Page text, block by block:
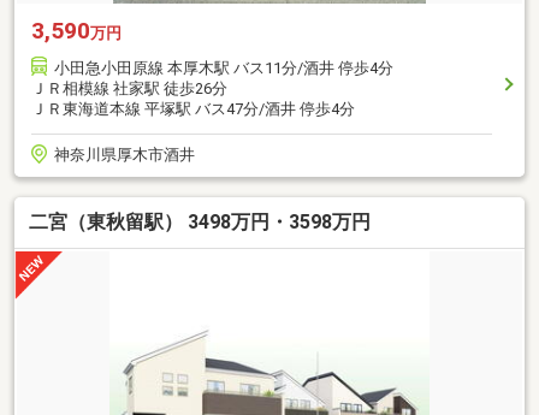
3,590万円
小田急小田原線 本厚木駅 バス11分/酒井 停歩4分
ＪＲ相模線 社家駅 徒歩26分
ＪＲ東海道本線 平塚駅 バス47分/酒井 停歩4分
神奈川県厚木市酒井
二宮（東秋留駅） 3498万円・3598万円